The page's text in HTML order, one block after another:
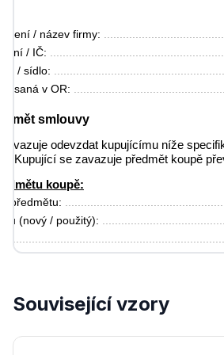
/ název firmy:
/ IČ:
/ sídlo:
v OR:
smlouvy
odevzdat kupujícímu níže
Kupující se zavazuje předmět koupě
koupě:
předmětu:
(nový / použitý):
že:
vlastníkem předmětu koupě
Související vzory